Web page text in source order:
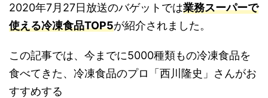
2020年7月27日放送のバゲットでは業務スーパーで
使える冷凍食品TOP5が紹介されました。
この記事では、今までに5000種類もの冷凍食品を
食べてきた、冷凍食品のプロ「西川隆史」さんがお
すすめする